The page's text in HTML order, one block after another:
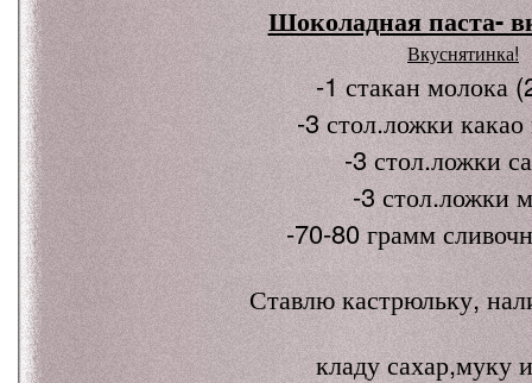
Шоколадная паста-
Вкуснятинка!
-1 стакан молока
-3 стол.ложки
-3 стол.ложки
-3 стол.ложки
-70-80 грамм
Ставлю кастрюльку,
кладу сахар,муку